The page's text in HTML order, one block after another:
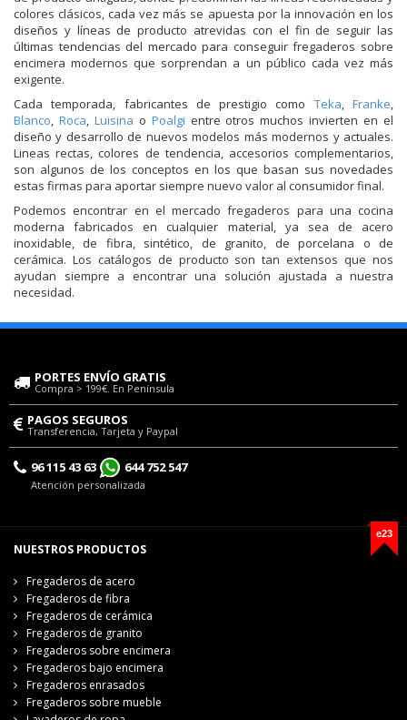
colores clásicos, cada vez más se apuesta por la innovación en los
diseños y líneas de producto atrevidas con el fin de seguir las
últimas tendencias del mercado para conseguir fregaderos sobre
encimera modernos que sorprendan a un público cada vez más
exigente.
Cada temporada, fabricantes de prestigio como Teka,Franke,
Blanco, Roca, Luisina o Poalgi entre otros muchos invierten en el
diseño y desarrollo de nuevos modelos más modernos y actuales.
Lineas rectas, colores de tendencia, accesorios complementarios,
son algunos de los conceptos en los que basan sus novedades
estas firmas para aportar siempre nuevo valor al consumidor final.
Podemos encontrar en el mercado fregaderos para una cocina
moderna fabricados en cualquier material, ya sea de acero
inoxidable, de fibra, sintético, de granito, de porcelana o de
cerámica. Los catálogos de producto son tan extensos que nos
ayudan siempre a encontrar una solución ajustada a nuestra
necesidad.
PORTES ENVÍO GRATIS
Compra > 199€. En Península
PAGOS SEGUROS
Transferencia, Tarjeta y Paypal
96 115 43 63 644 752 547
Atención personalizada
e23
NUESTROS PRODUCTOS
Fregaderos de acero
Fregaderos de fibra
Fregaderos de cerámica
Fregaderos de granito
Fregaderos sobre encimera
Fregaderos bajo encimera
Fregaderos enrasados
Fregaderos sobre mueble